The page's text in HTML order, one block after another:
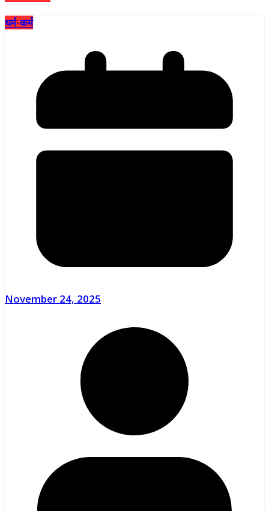
धर्म-कर्म
November 24, 2025